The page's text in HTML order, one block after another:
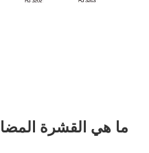
ما هي القشرة